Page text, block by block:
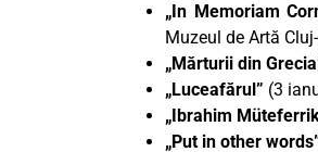
„In Memoriam
Muzeul de Artă
„Mărturii din
„Luceafărul” (3
„Ibrahim
„Put in other